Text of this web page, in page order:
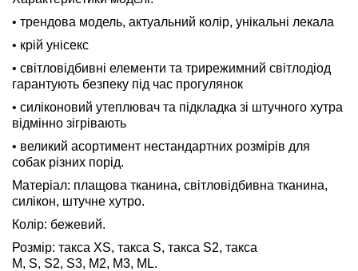
• трендова модель, актуальний колір, унікальні лекала
• крій унісекс
• світловідбивні елементи та трирежимний світлодіод
гарантують безпеку під час прогулянок
• силіконовий утеплювач та підкладка зі штучного хутра
відмінно зігрівають
• великий асортимент нестандартних розмірів для
собак різних порід.
Матеріал: плащова тканина, світловідбивна тканина,
силікон, штучне хутро.
Колір: бежевий.
Розмір: такса XS, такса S, такса S2, такса
M, S, S2, S3, M2, M3, ML.